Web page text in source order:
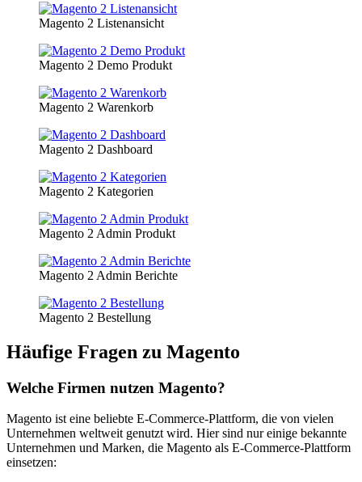
Magento 2 Listenansicht
Magento 2 Demo Produkt
Magento 2 Warenkorb
Magento 2 Dashboard
Magento 2 Kategorien
Magento 2 Admin Produkt
Magento 2 Admin Berichte
Magento 2 Bestellung
Häufige Fragen zu Magento
Welche Firmen nutzen Magento?
Magento ist eine beliebte E-Commerce-Plattform, die von vielen
Unternehmen weltweit genutzt wird. Hier sind nur einige bekannte
Unternehmen und Marken, die Magento als E-Commerce-Plattform
einsetzen: